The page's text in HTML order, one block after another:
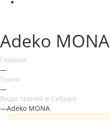
Adeko MONA
Главная
—
Ткани
—
Виды тканей в Сибири
—Adeko MONA